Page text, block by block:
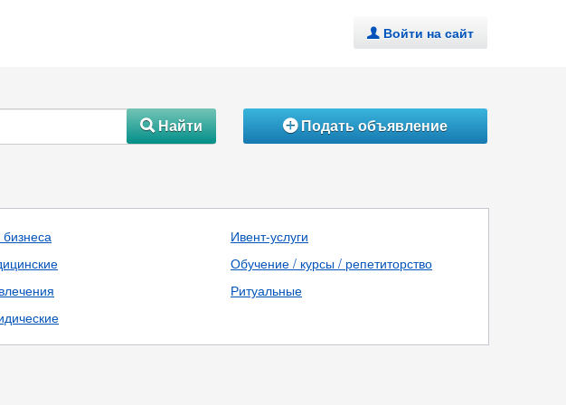
. Войти на сайт
#Найти ÁПодать объявление
Ивент-услуги
Обучение / курсы / репетиторство
Ритуальные